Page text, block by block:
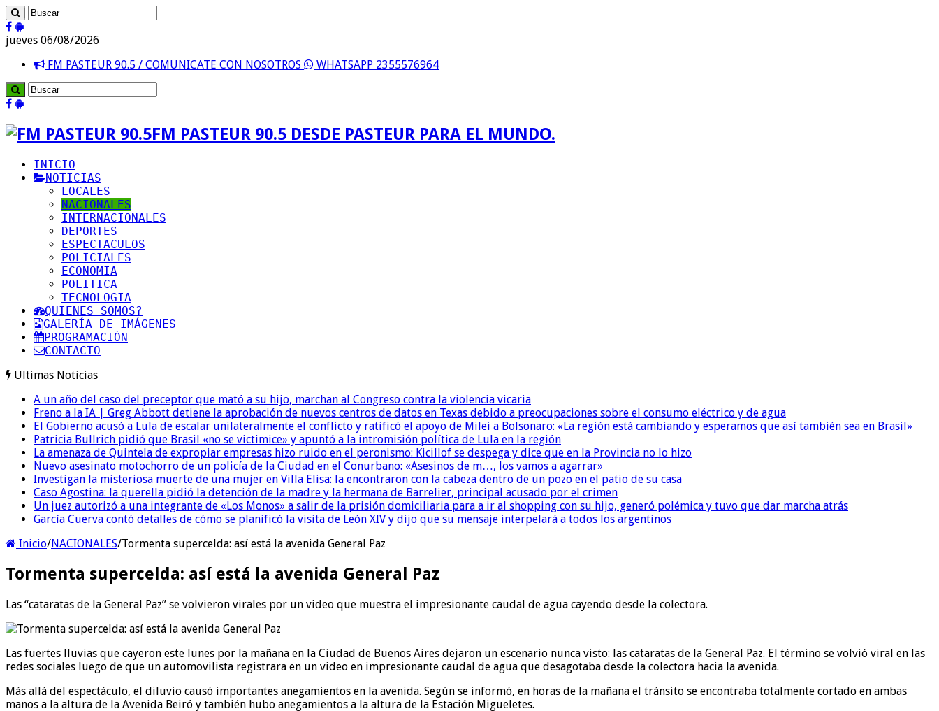
jueves 06/08/2026
FM PASTEUR 90.5 / COMUNICATE CON NOSOTROS
WHATSAPP 2355576964
FM PASTEUR 90.5 DESDE PASTEUR PARA EL MUNDO.
INICIO
NOTICIAS
LOCALES
NACIONALES
INTERNACIONALES
DEPORTES
ESPECTACULOS
POLICIALES
ECONOMIA
POLITICA
TECNOLOGIA
QUIENES SOMOS?
GALERÍA DE IMÁGENES
PROGRAMACIÓN
CONTACTO
Ultimas Noticias
A un año del caso del preceptor que mató a su hijo, marchan al Congreso contra la violencia vicaria
Freno a la IA | Greg Abbott detiene la aprobación de nuevos centros de datos en Texas debido a preocupaciones sobre el consumo eléctrico y de agua
El Gobierno acusó a Lula de escalar unilateralmente el conflicto y ratificó el apoyo de Milei a Bolsonaro: «La región está cambiando y esperamos que así también sea en Brasil»
Patricia Bullrich pidió que Brasil «no se victimice» y apuntó a la intromisión política de Lula en la región
La amenaza de Quintela de expropiar empresas hizo ruido en el peronismo: Kicillof se despega y dice que en la Provincia no lo hizo
Nuevo asesinato motochorro de un policía de la Ciudad en el Conurbano: «Asesinos de m…, los vamos a agarrar»
Investigan la misteriosa muerte de una mujer en Villa Elisa: la encontraron con la cabeza dentro de un pozo en el patio de su casa
Caso Agostina: la querella pidió la detención de la madre y la hermana de Barrelier, principal acusado por el crimen
Un juez autorizó a una integrante de «Los Monos» a salir de la prisión domiciliaria para a ir al shopping con su hijo, generó polémica y tuvo que dar marcha atrás
García Cuerva contó detalles de cómo se planificó la visita de León XIV y dijo que su mensaje interpelará a todos los argentinos
Inicio/NACIONALES/Tormenta supercelda: así está la avenida General Paz
Tormenta supercelda: así está la avenida General Paz
Las “cataratas de la General Paz” se volvieron virales por un video que muestra el impresionante caudal de agua cayendo desde la colectora.
Las fuertes lluvias que cayeron este lunes por la mañana en la Ciudad de Buenos Aires dejaron un escenario nunca visto: las cataratas de la General Paz. El término se volvió viral en las
redes sociales luego de que un automovilista registrara en un video en impresionante caudal de agua que desagotaba desde la colectora hacia la avenida.
Más allá del espectáculo, el diluvio causó importantes anegamientos en la avenida. Según se informó, en horas de la mañana el tránsito se encontraba totalmente cortado en ambas
manos a la altura de la Avenida Beiró y también hubo anegamientos a la altura de la Estación Migueletes.